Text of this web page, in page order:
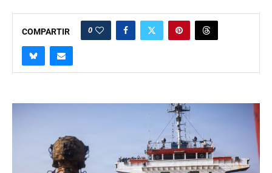
COMPARTIR 0